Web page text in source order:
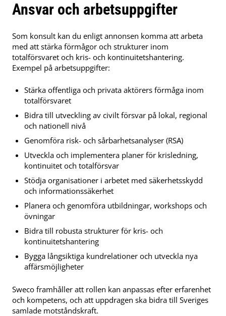
Ansvar och arbetsuppgifter
Som konsult kan du enligt annonsen komma att arbeta
med att stärka förmågor och strukturer inom
totalförsvaret och kris- och kontinuitetshantering.
Exempel på arbetsuppgifter:
Stärka offentliga och privata aktörers förmåga inom
totalförsvaret
Bidra till utveckling av civilt försvar på lokal, regional
och nationell nivå
Genomföra risk- och sårbarhetsanalyser (RSA)
Utveckla och implementera planer för krisledning,
kontinuitet och totalförsvar
Stödja organisationer i arbetet med säkerhetsskydd
och informationssäkerhet
Planera och genomföra utbildningar, workshops och
övningar
Bidra till robusta strukturer för kris- och
kontinuitetshantering
Bygga långsiktiga kundrelationer och utveckla nya
affärsmöjligheter
Sweco framhåller att rollen kan anpassas efter erfarenhet
och kompetens, och att uppdragen ska bidra till Sveriges
samlade motståndskraft.